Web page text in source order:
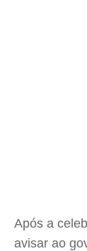
Após a
avisar ao